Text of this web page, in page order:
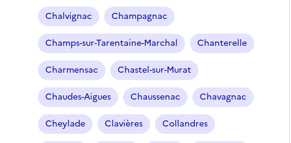
Chalvignac Champagnac
Champs-sur-Tarentaine-Marchal Chanterelle
Charmensac Chastel-sur-Murat
Chaudes-Aigues Chaussenac Chavagnac
Cheylade Clavières Collandres